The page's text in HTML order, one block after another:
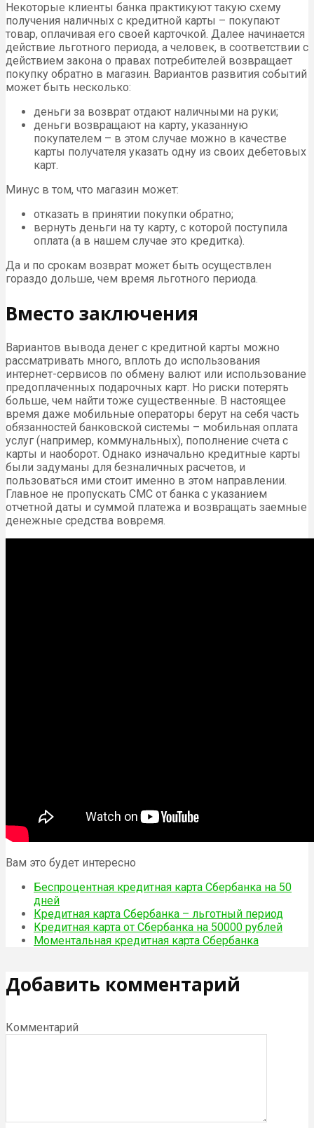
Некоторые клиенты банка практикуют такую схему
получения наличных с кредитной карты – покупают
товар, оплачивая его своей карточкой. Далее начинается
действие льготного периода, а человек, в соответствии с
действием закона о правах потребителей возвращает
покупку обратно в магазин. Вариантов развития событий
может быть несколько:
деньги за возврат отдают наличными на руки;
деньги возвращают на карту, указанную
покупателем – в этом случае можно в качестве
карты получателя указать одну из своих дебетовых
карт.
Минус в том, что магазин может:
отказать в принятии покупки обратно;
вернуть деньги на ту карту, с которой поступила
оплата (а в нашем случае это кредитка).
Да и по срокам возврат может быть осуществлен
гораздо дольше, чем время льготного периода.
Вместо заключения
Вариантов вывода денег с кредитной карты можно
рассматривать много, вплоть до использования
интернет-сервисов по обмену валют или использование
предоплаченных подарочных карт. Но риски потерять
больше, чем найти тоже существенные. В настоящее
время даже мобильные операторы берут на себя часть
обязанностей банковской системы – мобильная оплата
услуг (например, коммунальных), пополнение счета с
карты и наоборот. Однако изначально кредитные карты
были задуманы для безналичных расчетов, и
пользоваться ими стоит именно в этом направлении.
Главное не пропускать СМС от банка с указанием
отчетной даты и суммой платежа и возвращать заемные
денежные средства вовремя.
Вам это будет интересно
Беспроцентная кредитная карта Сбербанка на 50
дней
Кредитная карта Сбербанка – льготный период
Кредитная карта от Сбербанка на 50000 рублей
Моментальная кредитная карта Сбербанка
Добавить комментарий
Комментарий